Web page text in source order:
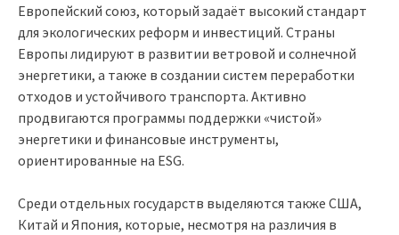
Европейский союз, который задаёт высокий стандарт
для экологических реформ и инвестиций. Страны
Европы лидируют в развитии ветровой и солнечной
энергетики, а также в создании систем переработки
отходов и устойчивого транспорта. Активно
продвигаются программы поддержки «чистой»
энергетики и финансовые инструменты,
ориентированные на ESG.
Среди отдельных государств выделяются также США,
Китай и Япония, которые, несмотря на различия в